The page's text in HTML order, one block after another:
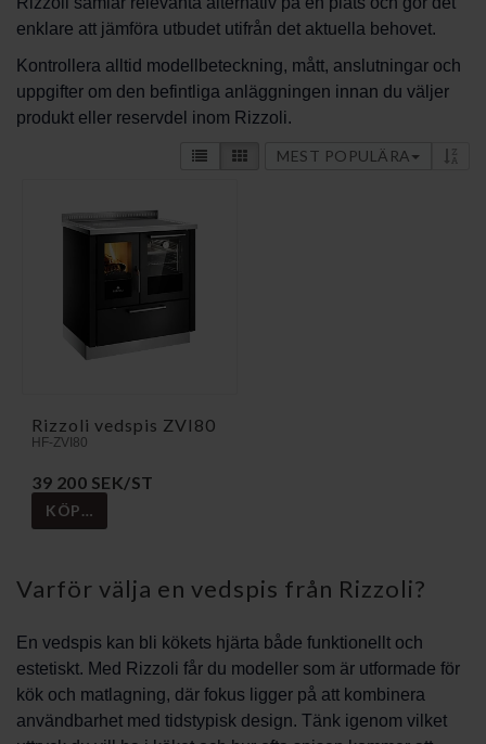
enklare att jämföra utbudet utifrån det aktuella behovet.
Kontrollera alltid modellbeteckning, mått, anslutningar och
uppgifter om den befintliga anläggningen innan du väljer
produkt eller reservdel inom Rizzoli.
MEST POPULÄRA
Rizzoli vedspis ZVI80
HF-ZVI80
39 200 SEK/ST
KÖP…
Varför välja en vedspis från Rizzoli?
En vedspis kan bli kökets hjärta både funktionellt och
estetiskt. Med Rizzoli får du modeller som är utformade för
kök och matlagning, där fokus ligger på att kombinera
användbarhet med tidstypisk design. Tänk igenom vilket